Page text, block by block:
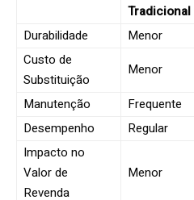
Tradicional
Durabilidade
Menor
Custo de
Substituição
Menor
Manutenção
Frequente
Desempenho
Regular
Impacto no
Valor de
Revenda
Menor